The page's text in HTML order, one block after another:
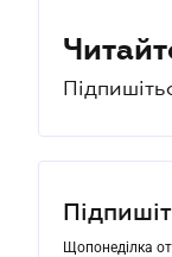
Щопонеділка